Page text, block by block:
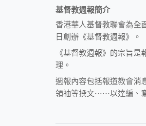
基督教週報簡介
香港華人基督教聯會為全
日創辦《基督教週報》。
《基督教週報》的宗旨
理。
週報內容包括報道教會消
領袖等撰文⋯⋯以達編、